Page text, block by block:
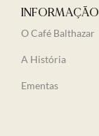
INFORMAÇÃO
O Café Balthazar
A História
Ementas